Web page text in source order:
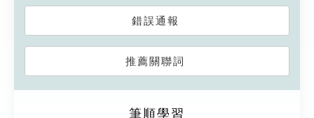
錯誤通報
推薦關聯詞
筆順學習